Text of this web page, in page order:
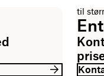
til